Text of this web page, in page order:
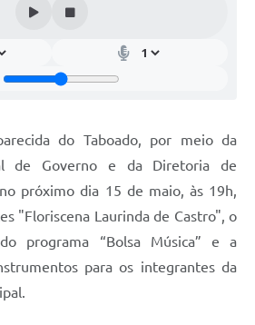
do Taboado, por meio da
de Governo e da Diretoria de
próximo dia 15 de maio, às 19h,
"Floriscena Laurinda de Castro", o
programa “Bolsa Música” e a
para os integrantes da